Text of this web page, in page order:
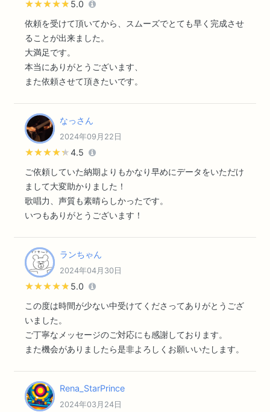
★★★★★
★★★★★ 5.0
依頼を受けて頂いてから、スムーズでとても早く完成させ
ることが出来ました。
大満足です。
本当にありがとうございます、
また依頼させて頂きたいです。
なっさん
2024年09月22日
★★★★★
★★★★★4.5
ご依頼していた納期よりもかなり早めにデータをいただけ
まして大変助かりました！
歌唱力、声質も素晴らしかったです。
いつもありがとうございます！
ランちゃん
2024年04月30日
★★★★★
★★★★★ 5.0
この度は時間が少ない中受けてくださってありがとうござ
いました。
ご丁寧なメッセージのご対応にも感謝しております。
また機会がありましたら是非よろしくお願いいたします。
Rena_StarPrince
2024年03月24日